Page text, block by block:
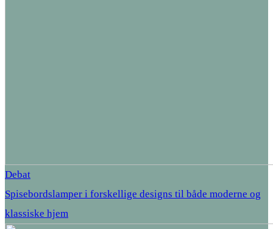
Debat
Spisebordslamper i forskellige designs til både moderne og
klassiske hjem